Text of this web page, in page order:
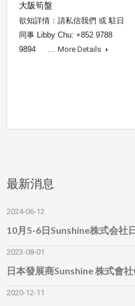
大阪筍盤
欲知詳情：請私信我們 或 駐日
同事 Libby Chu: +852 9788
9894 …More Details
最新消息
2024-06-12
10月5-6日Sunshine株式会社
2023-08-01
日本發展商Sunshine 株式會
2020-12-11